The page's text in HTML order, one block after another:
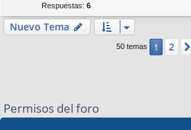
Respuestas: 6
Nuevo Tema
50 temas 1 2
Permisos del foro